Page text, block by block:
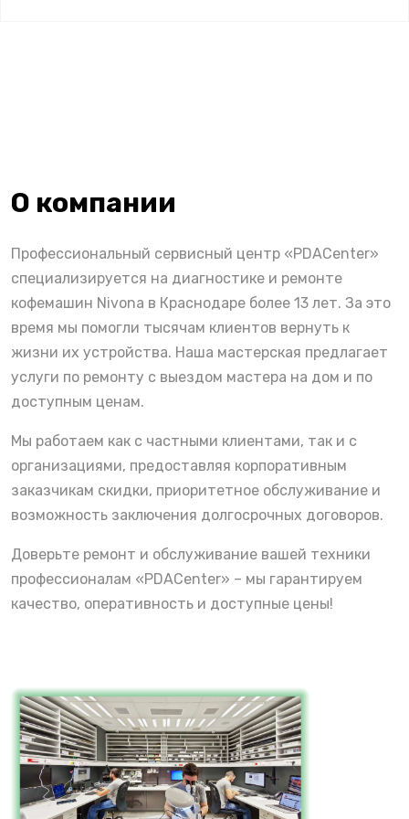
О компании
Профессиональный сервисный центр «PDACenter»
специализируется на диагностике и ремонте
кофемашин Nivona в Краснодаре более 13 лет. За это
время мы помогли тысячам клиентов вернуть к
жизни их устройства. Наша мастерская предлагает
услуги по ремонту с выездом мастера на дом и по
доступным ценам.
Мы работаем как с частными клиентами, так и с
организациями, предоставляя корпоративным
заказчикам скидки, приоритетное обслуживание и
возможность заключения долгосрочных договоров.
Доверьте ремонт и обслуживание вашей техники
профессионалам «PDACenter» – мы гарантируем
качество, оперативность и доступные цены!